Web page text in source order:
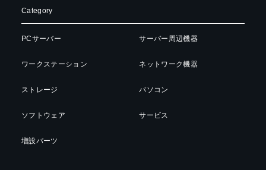
Category
PCサーバー
ワークステーション
ストレージ
ソフトウェア
増設パーツ
サーバー周辺機器
ネットワーク機器
パソコン
サービス